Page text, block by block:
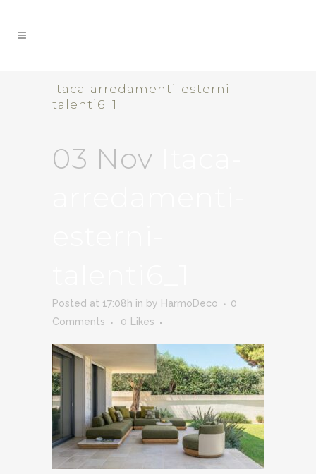
Itaca-arredamenti-esterni-
talenti6_1
03 Nov
Posted at 17:08h in by HarmoDeco
0
Comments
0 Likes